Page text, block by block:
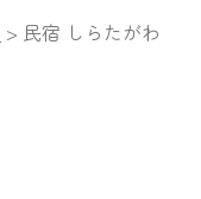
> 民宿 しらたがわ